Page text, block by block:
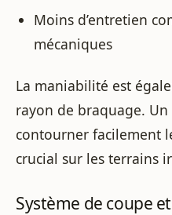
Moins d’entretien
mécaniques
La maniabilité est
rayon de braquage.
contourner facilement
crucial sur les terrains
Système de coupe